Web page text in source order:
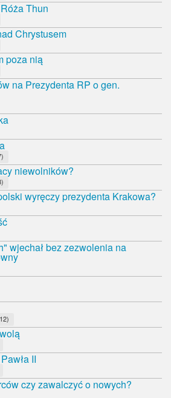
Thun
Chrystusem
poza nią
na Prezydenta RP o gen.
niewolników?
wyręczy prezydenta Krakowa?
wjechał bez zezwolenia na
II
czy zawalczyć o nowych?